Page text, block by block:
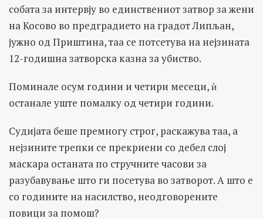
собата за интервју во единствениот затвор за жени
на Косово во предградието на градот Липљан,
јужно од Приштина, таа се потсетува на нејзината
12-годишна затворска казна за убиство.
Поминале осум години и четири месеци, ѝ
останале уште помалку од четири години.
Судијата беше премногу строг, раскажува таа, а
нејзините трепки се прекриени со дебел слој
маскара останата по стручните часови за
разубавување што ги посетува во затворот. А што е
со годините на насилство, неодговорените
повици за помош?